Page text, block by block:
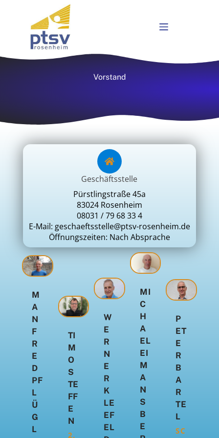
Vorstand
Geschäftsstelle
Pürstlingstraße 45a
83024 Rosenheim
08031 / 79 68 33 4
E-Mail: geschaeftsstelle@ptsv-rosenheim.de
Öffnungszeiten: Nach Absprache
M
A
N
F
R
E
D
PF
L
Ü
G
L
TI
M
O
S
TE
FF
E
N
2.
W
E
R
N
E
R
K
LE
EF
EL
MI
C
H
A
EL
EI
M
A
N
S
B
E
P
ET
E
R
B
A
R
TE
L
SC